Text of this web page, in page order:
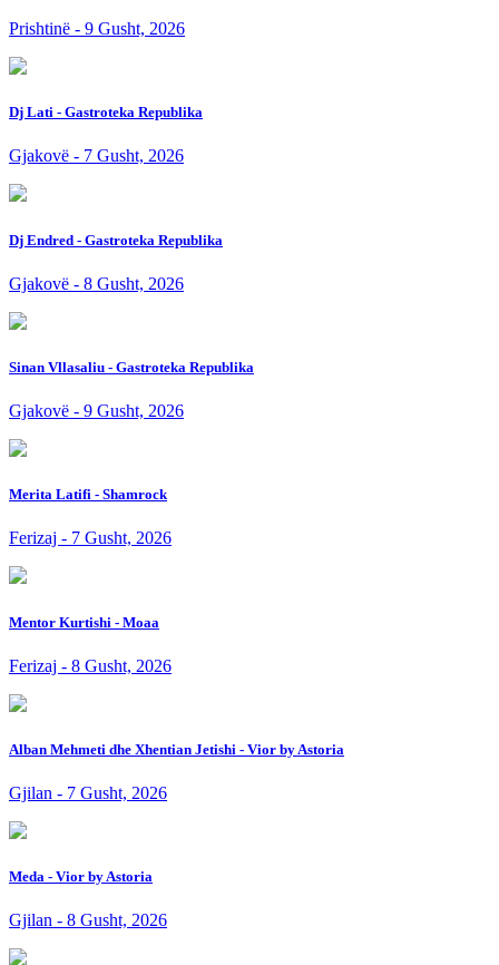
Prishtinë - 9 Gusht, 2026
Dj Lati - Gastroteka Republika
Gjakovë - 7 Gusht, 2026
Dj Endred - Gastroteka Republika
Gjakovë - 8 Gusht, 2026
Sinan Vllasaliu - Gastroteka Republika
Gjakovë - 9 Gusht, 2026
Merita Latifi - Shamrock
Ferizaj - 7 Gusht, 2026
Mentor Kurtishi - Moaa
Ferizaj - 8 Gusht, 2026
Alban Mehmeti dhe Xhentian Jetishi - Vior by Astoria
Gjilan - 7 Gusht, 2026
Meda - Vior by Astoria
Gjilan - 8 Gusht, 2026